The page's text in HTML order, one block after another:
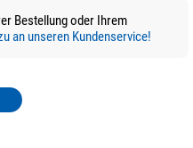
Bestellung oder Ihrem
an unseren Kundenservice!